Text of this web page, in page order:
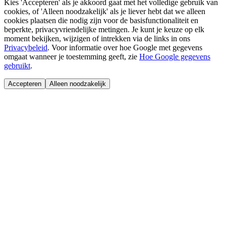
Kies 'Accepteren' als je akkoord gaat met het volledige gebruik van
cookies, of 'Alleen noodzakelijk' als je liever hebt dat we alleen
cookies plaatsen die nodig zijn voor de basisfunctionaliteit en
beperkte, privacyvriendelijke metingen. Je kunt je keuze op elk
moment bekijken, wijzigen of intrekken via de links in ons
Privacybeleid. Voor informatie over hoe Google met gegevens
omgaat wanneer je toestemming geeft, zie Hoe Google gegevens
gebruikt.
Accepteren Alleen noodzakelijk